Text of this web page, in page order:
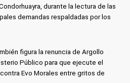
durante la lectura de las
demandas respaldadas por los
figura la renuncia de Argollo
Público para que ejecute el
Evo Morales entre gritos de